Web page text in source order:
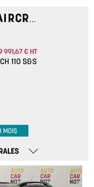
991,67 € HT
110 S&S
MOIS